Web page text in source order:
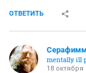
ОТВЕТИТЬ
Серафимм
mentally ill
18 октября